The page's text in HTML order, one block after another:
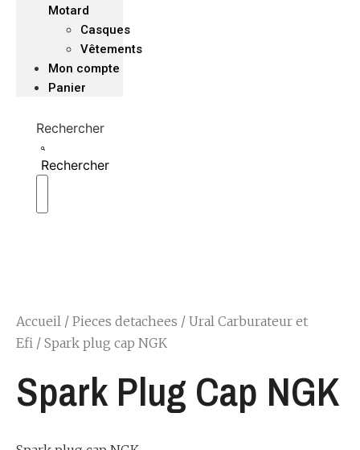
Motard
Casques
Vêtements
Mon compte
Panier
Rechercher
Rechercher
Accueil / Pieces detachees / Ural Carburateur et
Efi / Spark plug cap NGK
Spark Plug Cap NGK